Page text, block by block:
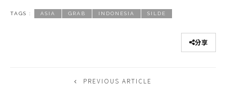
TAGS : ASIA GRAB INDONESIA SILDE
分享
PREVIOUS ARTICLE